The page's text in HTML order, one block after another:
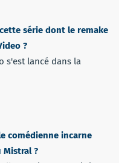
série dont le remake
?
s'est lancé dans la
comédienne incarne
Mistral ?